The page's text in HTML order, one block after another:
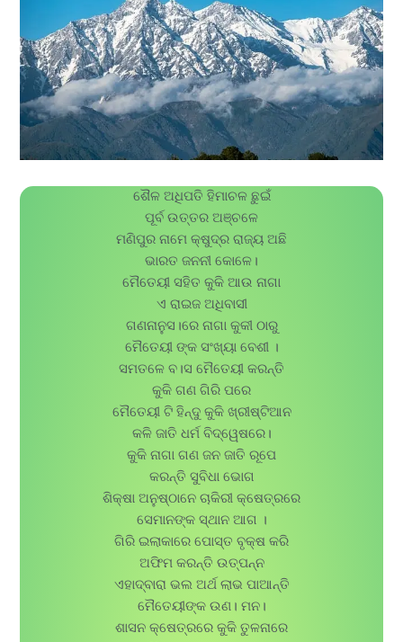
ଶୈଳ ଅଧିପତି ହିମାଚଳ ଛୁଇଁ
ପୂର୍ବ ଉତ୍ତର ଅଞ୍ଚଳେ
ମଣିପୁର ନାମେ କ୍ଷୁଦ୍ର ରାଜ୍ୟ ଅଛି
ଭାରତ ଜନନୀ କୋଳେ।
ମୈତେୟୀ ସହିତ କୁକି ଆଉ ନାଗା
ଏ ରାଇଜ ଅଧିବାସୀ
ଗଣନାନୁସ।ରେ ନାଗା କୁକୀ ଠାରୁ
ମୈତେୟୀ ଙ୍କ ସଂଖ୍ୟା ବେଶୀ ।
ସମତଳେ ବ।ସ ମୈତେୟୀ କରନ୍ତି
କୁକି ଗଣ ଗିରି ପରେ
ମୈତେୟୀ ଟି ହିନ୍ଦୁ କୁକି ଖ୍ରୀଷ୍ଟିଆନ
କଳି ଜାତି ଧର୍ମ ବିଦ୍ୱେଷରେ।
କୁକି ନାଗା ଗଣ ଜନ ଜାତି ରୂପେ
କରନ୍ତି ସୁବିଧା ଭୋଗ
ଶିକ୍ଷା ଅନୁଷ୍ଠାନେ ଚାକିରୀ କ୍ଷେତ୍ରରେ
ସେମାନଙ୍କ ସ୍ଥାନ ଆଗ ।
ଗିରି ଇଲାକାରେ ପୋସ୍ତ ବୃକ୍ଷ କରି
ଅଫିମ କରନ୍ତି ଉତ୍ପନ୍ନ
ଏହାଦ୍ବାରା ଭଲ ଅର୍ଥ ଲାଭ ପାଆନ୍ତି
ମୈତେୟୀଙ୍କ ଉଣ। ମନ।
ଶାସନ କ୍ଷେତ୍ରରେ କୁକି ତୁଳନାରେ